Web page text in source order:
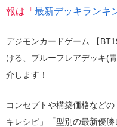
報は「 最新デッキランキ
デジモンカードゲーム 【
ける、ブルーフレアデッキ(
介します！
コンセプトや構築価格など
キレシピ」「型別の最新優